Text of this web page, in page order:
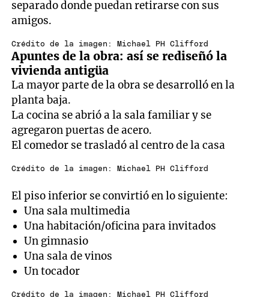
separado donde puedan retirarse con sus
amigos.
Crédito de la imagen: Michael PH Clifford
Apuntes de la obra: así se rediseñó la
vivienda antigüa
La mayor parte de la obra se desarrolló en la
planta baja.
La cocina se abrió a la sala familiar y se
agregaron puertas de acero.
El comedor se trasladó al centro de la casa
Crédito de la imagen: Michael PH Clifford
El piso inferior se convirtió en lo siguiente:
Una sala multimedia
Una habitación/oficina para invitados
Un gimnasio
Una sala de vinos
Un tocador
Crédito de la imagen: Michael PH Clifford